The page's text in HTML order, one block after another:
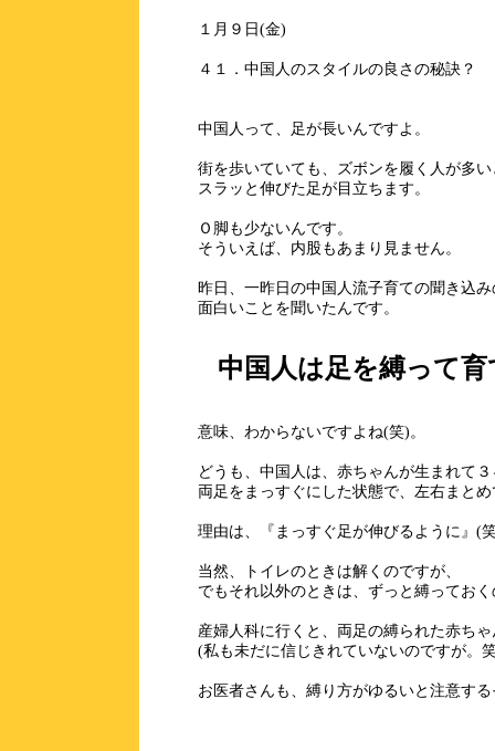
１月９日(金)
４１．中国人のスタイルの良さの秘訣？
中国人って、足が長いんですよ。
街を歩いていても、ズボンを履く人が多
スラッと伸びた足が目立ちます。
Ｏ脚も少ないんです。
そういえば、内股もあまり見ません。
昨日、一昨日の中国人流子育ての聞き込
面白いことを聞いたんです。
中国人は足を縛って育
意味、わからないですよね(笑)。
どうも、中国人は、赤ちゃんが生まれて
両足をまっすぐにした状態で、左右まと
理由は、『まっすぐ足が伸びるように』(
当然、トイレのときは解くのですが、
でもそれ以外のときは、ずっと縛ってお
産婦人科に行くと、両足の縛られた赤ち
(私も未だに信じきれていないのですが。
お医者さんも、縛り方がゆるいと注意す